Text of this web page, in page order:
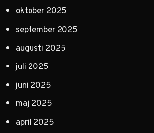
oktober 2025
september 2025
augusti 2025
juli 2025
juni 2025
maj 2025
april 2025